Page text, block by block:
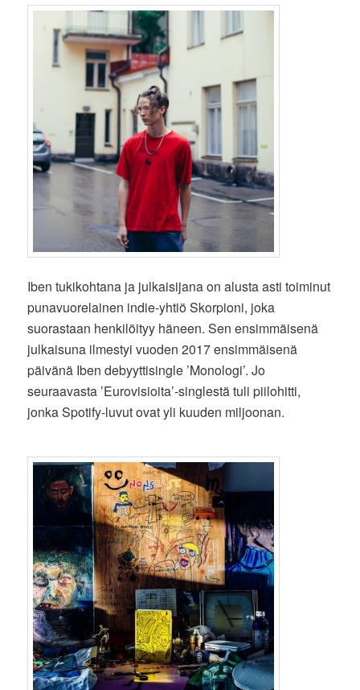
Iben tukikohtana ja julkaisijana on alusta asti toiminut
punavuorelainen indie-yhtiö Skorpioni, joka
suorastaan henkilöityy häneen. Sen ensimmäisenä
julkaisuna ilmestyi vuoden 2017 ensimmäisenä
päivänä Iben debyyttisingle ’Monologi’. Jo
seuraavasta ’Eurovisioita’-singlestä tuli piilohitti,
jonka Spotify-luvut ovat yli kuuden miljoonan.